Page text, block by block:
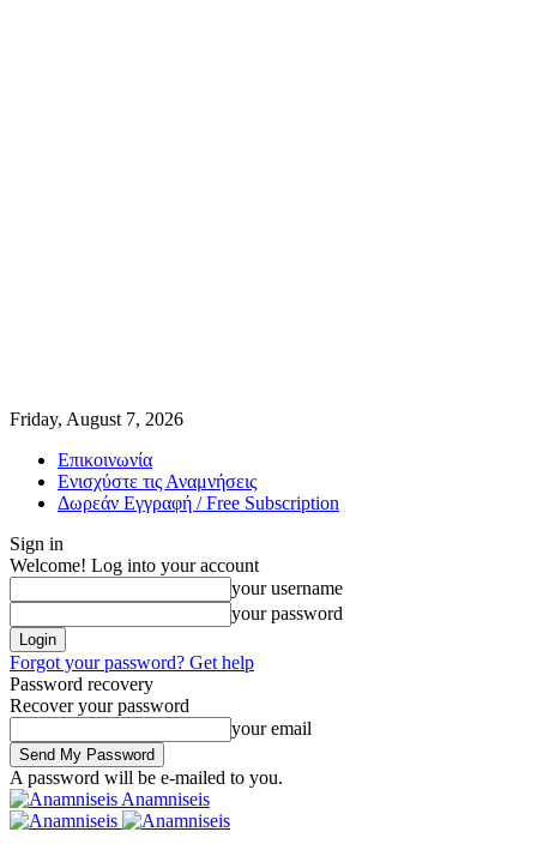
Friday, August 7, 2026
Επικοινωνία
Ενισχύστε τις Αναμνήσεις
Δωρεάν Εγγραφή / Free Subscription
Sign in
Welcome! Log into your account
your username
your password
Forgot your password? Get help
Password recovery
Recover your password
your email
A password will be e-mailed to you.
Anamniseis